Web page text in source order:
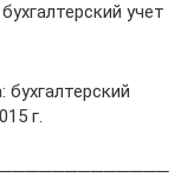
учет
г.